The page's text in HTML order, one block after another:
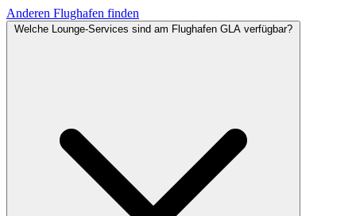
Anderen Flughafen finden
Welche Lounge-Services sind am Flughafen GLA verfügbar?